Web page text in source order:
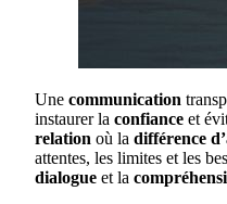
Une communication
instaurer la confiance et
relation où la différence
attentes, les limites et les
dialogue et la